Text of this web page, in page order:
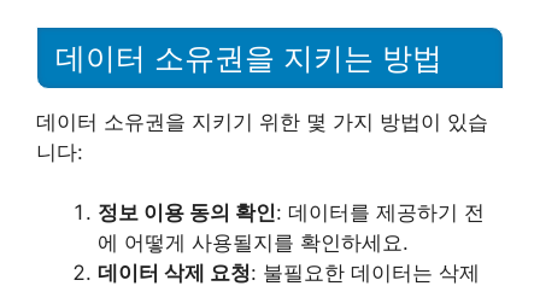
데이터 소유권을 지키는 방법
데이터 소유권을 지키기 위한 몇 가지 방법이 있습
니다:
정보 이용 동의 확인: 데이터를 제공하기 전
에 어떻게 사용될지를 확인하세요.
데이터 삭제 요청: 불필요한 데이터는 삭제